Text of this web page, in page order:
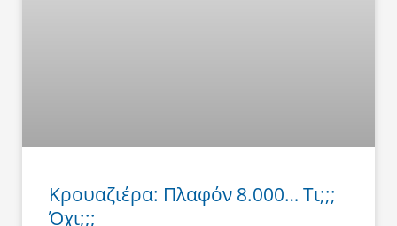
Κρουαζιέρα: Πλαφόν 8.000… Τι;;;
Όχι;;;